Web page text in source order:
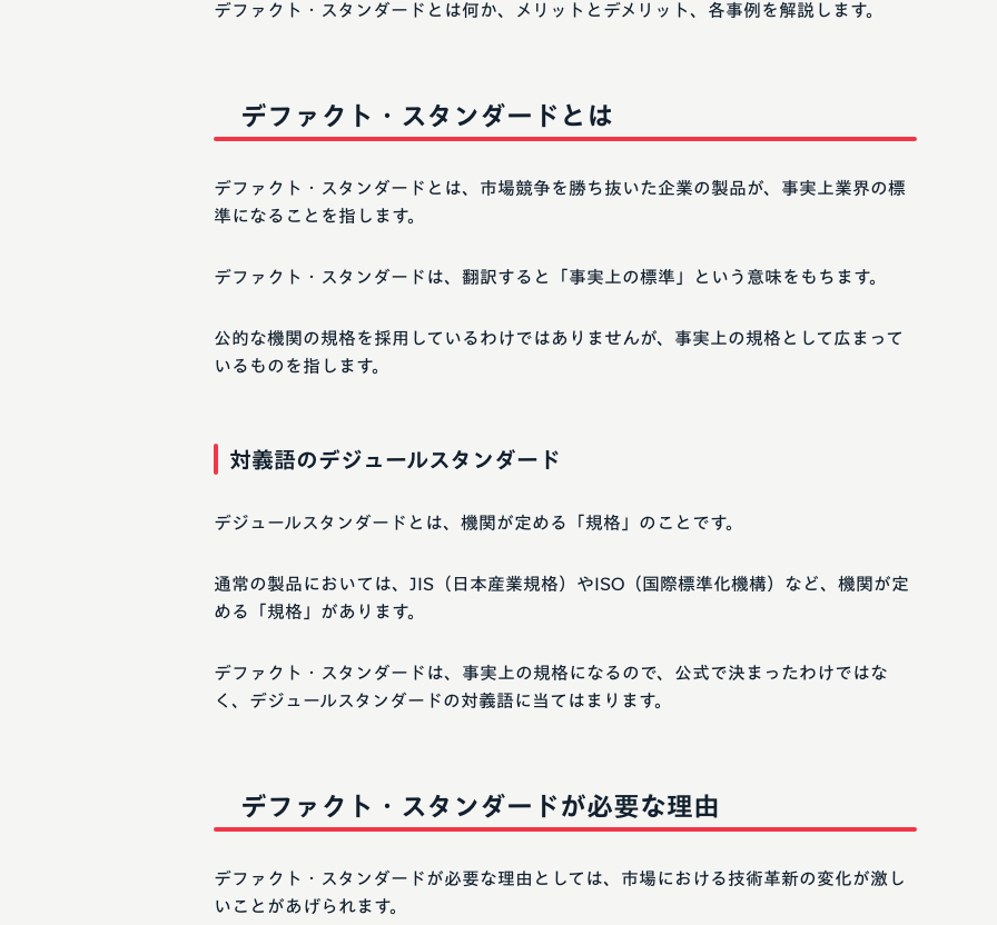
デファクト・スタンダードとは何か、メリットとデメリット、各事例を解説します。
デファクト・スタンダードとは
デファクト・スタンダードとは、市場競争を勝ち抜いた企業の製品が、事実上業界の標
準になることを指します。
デファクト・スタンダードは、翻訳すると「事実上の標準」という意味をもちます。
公的な機関の規格を採用しているわけではありませんが、事実上の規格として広まって
いるものを指します。
対義語のデジュールスタンダード
デジュールスタンダードとは、機関が定める「規格」のことです。
通常の製品においては、JIS（日本産業規格）やISO（国際標準化機構）など、機関が定
める「規格」があります。
デファクト・スタンダードは、事実上の規格になるので、公式で決まったわけではな
く、デジュールスタンダードの対義語に当てはまります。
デファクト・スタンダードが必要な理由
デファクト・スタンダードが必要な理由としては、市場における技術革新の変化が激し
いことがあげられます。